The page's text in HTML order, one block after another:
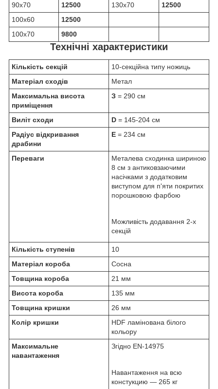
90х70
12500 130х70
12500
100х60
12500
100х70
9800
Технічні характеристики
Кількість секцій
10-секційна типу ножиць
Матеріал сходів
Метал
Максимальна висота
приміщення
З = 290 см
Виліт сходи D = 145-204 см
Радіус відкривання
драбини
E = 234 см
Переваги
Металева сходинка шириною
8 см з антиковзаючими
насічками з додатковим
виступом для п'яти покритих
порошковою фарбою
Можливість додавання 2-х
секцій
Кількість ступенів
10
Матеріал короба
Сосна
Товщина короба
21 мм
Висота короба
135 мм
Товщина кришки
26 мм
Колір кришки
HDF ламінована білого
кольору
Максимальне
навантаження
Згідно EN-14975
Навантаження на всю
констукцию — 265 кг